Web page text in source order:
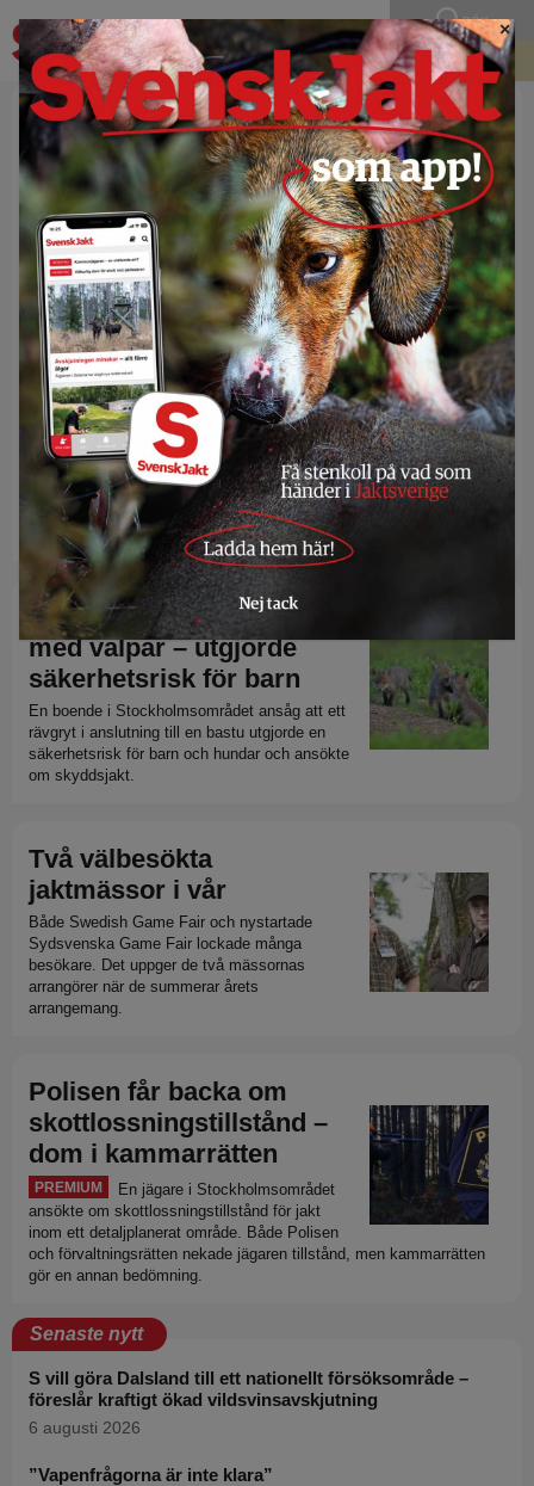
SÖK
BLI MEDLEM
S vill satsa på viltkött i Stockholm
Socialdemokraterna i Stockholms stad vill se mindre av färdigrätter
och storköksmat i äldreomsorgen och i stället satsa på fler
småskaliga tillagningskök med egna kockar – och mer svenskt
viltkött på menyn.
– Det finns många skäl att öka mängden viltkött: det är både gott,
klimatsmart och nyttigt, säger borgarrådet Alexander Ojanne (S) till
Svensk Jakt.
Ville skyddsjaga rävtik
med valpar – utgjorde
säkerhetsrisk för barn
En boende i Stockholmsområdet ansåg att ett
rävgryt i anslutning till en bastu utgjorde en
säkerhetsrisk för barn och hundar och ansökte
om skyddsjakt.
Två välbesökta
jaktmässor i vår
Både Swedish Game Fair och nystartade
Sydsvenska Game Fair lockade många
besökare. Det uppger de två mässornas
arrangörer när de summerar årets
arrangemang.
Polisen får backa om
skottlossningstillstånd –
dom i kammarrätten
PREMIUM
En jägare i Stockholmsområdet
ansökte om skottlossningstillstånd för jakt
inom ett detaljplanerat område. Både Polisen
och förvaltningsrätten nekade jägaren tillstånd, men kammarrätten
gör en annan bedömning.
Senaste nytt
S vill göra Dalsland till ett nationellt försöksområde –
föreslår kraftigt ökad vildsvinsavskjutning
6 augusti 2026
”Vapenfrågorna är inte klara”
×